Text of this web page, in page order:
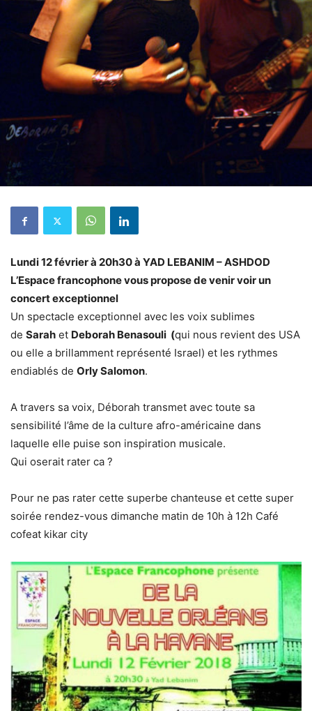
Lundi 12 février à 20h30 à YAD LEBANIM – ASHDOD
L’Espace francophone vous propose de venir voir un
concert exceptionnel
Un spectacle exceptionnel avec les voix sublimes
de Sarah et Deborah Benasouli (qui nous revient des USA
ou elle a brillamment représenté Israel) et les rythmes
endiablés de Orly Salomon.
A travers sa voix, Déborah transmet avec toute sa
sensibilité l’âme de la culture afro-américaine dans
laquelle elle puise son inspiration musicale.
Qui oserait rater ca ?
Pour ne pas rater cette superbe chanteuse et cette super
soirée rendez-vous dimanche matin de 10h à 12h Café
cofeat kikar city